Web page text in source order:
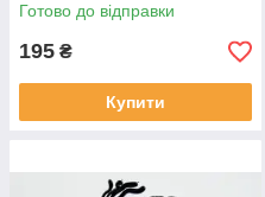
Готово до відправки
195 ₴
Купити